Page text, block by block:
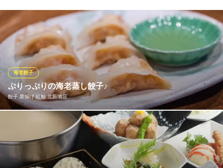
ぷりっぷりの海老蒸し餃子♪
餃子 唐揚げ 紅鯨 北新地店
海老餃子
当店自慢の焼き餃子の他にも、エビ蒸し餃子も外せない一品で
す！ 黒酢とレモンを合わせた自家製タレに付けてどうぞ♪
餃子 唐揚げ 紅鯨 北新地店